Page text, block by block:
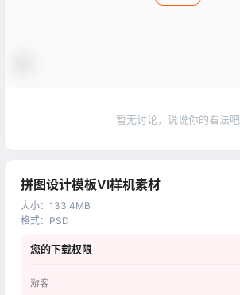
暂无讨论，说说你的看法吧
拼图设计模板VI样机素材
大小： 133.4MB
格式： PSD
您的下载权限
游客